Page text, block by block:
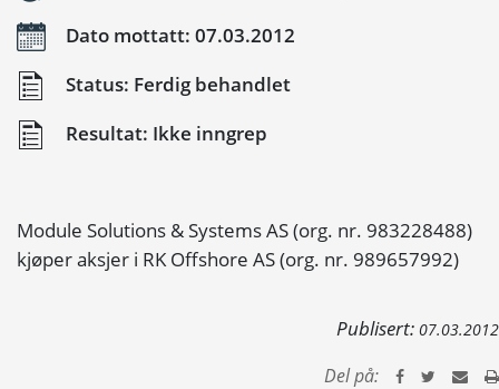
Dato mottatt: 07.03.2012
Status: Ferdig behandlet
Resultat: Ikke inngrep
Module Solutions & Systems AS (org. nr. 983228488)
kjøper aksjer i RK Offshore AS (org. nr. 989657992)
Publisert: 07.03.2012
Del på: